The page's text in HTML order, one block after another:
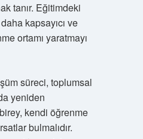
tanır. Eğitimdeki
kapsayıcı ve
ortamı yaratmayı
süreci, toplumsal
yeniden
kendi öğrenme
bulmalıdır.